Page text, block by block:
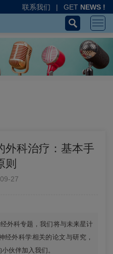
联系我们 | GET NEWS !
外科治疗：基本手
则
27
外科专题，我们将与未来星计
经外科学相关的论文与研究，
伙伴加入我们。